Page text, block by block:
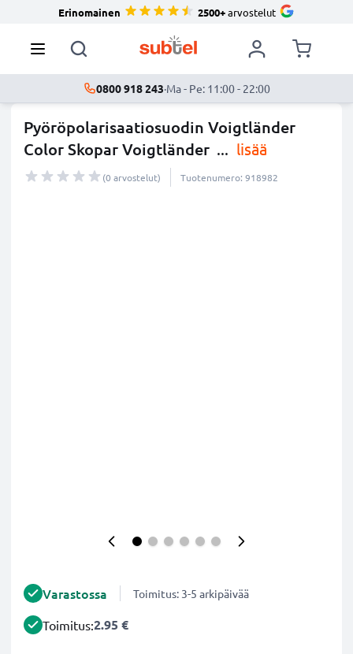
Erinomainen 2500+arvostelut
0800 918 243·Ma - Pe: 11:00 - 22:00
Pyöröpolarisaatiosuodin Voigtländer
Color Skopar Voigtländer ... lisää
(0 arvostelut) Tuotenumero: 918982
Varastossa Toimitus: 3-5 arkipäivää
Toimitus:2.95 €